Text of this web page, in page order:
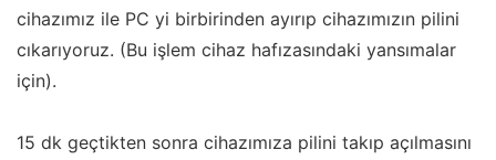
cihazımız ile PC yi birbirinden ayırıp cihazımızın pilini
cıkarıyoruz. (Bu işlem cihaz hafızasındaki yansımalar
için).
15 dk geçtikten sonra cihazımıza pilini takıp açılmasını